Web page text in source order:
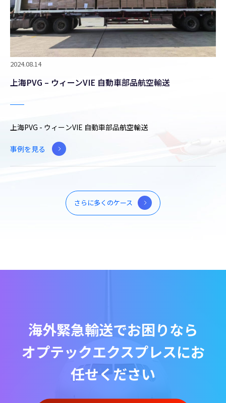
2024.08.14
上海PVG – ウィーンVIE 自動車部品航空輸送
上海PVG - ウィーンVIE 自動車部品航空輸送
事例を見る
さらに多くのケース
海外緊急輸送でお困りなら
オプテックエクスプレスにお
任せください